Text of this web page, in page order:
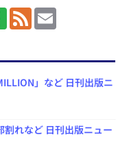
F
e
l
F
e
l
」など 日刊出版ニ
れなど 日刊出版ニュー